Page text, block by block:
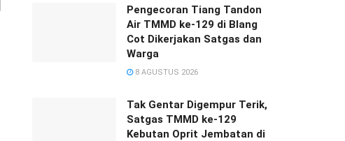
Pengecoran Tiang Tandon
Air TMMD ke-129 di Blang
Cot Dikerjakan Satgas dan
Warga
8 AGUSTUS 2026
Tak Gentar Digempur Terik,
Satgas TMMD ke-129
Kebutan Oprit Jembatan di